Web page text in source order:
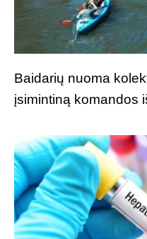
Baidarių nuoma
įsimintiną komandos